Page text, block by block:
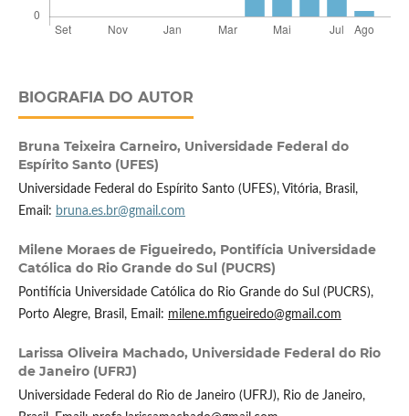
BIOGRAFIA DO AUTOR
Bruna Teixeira Carneiro, Universidade Federal do
Espírito Santo (UFES)
Universidade Federal do Espírito Santo (UFES), Vitória, Brasil,
Email: bruna.es.br@gmail.com
Milene Moraes de Figueiredo, Pontifícia Universidade
Católica do Rio Grande do Sul (PUCRS)
Pontifícia Universidade Católica do Rio Grande do Sul (PUCRS),
Porto Alegre, Brasil, Email: milene.mfigueiredo@gmail.com
Larissa Oliveira Machado, Universidade Federal do Rio
de Janeiro (UFRJ)
Universidade Federal do Rio de Janeiro (UFRJ), Rio de Janeiro,